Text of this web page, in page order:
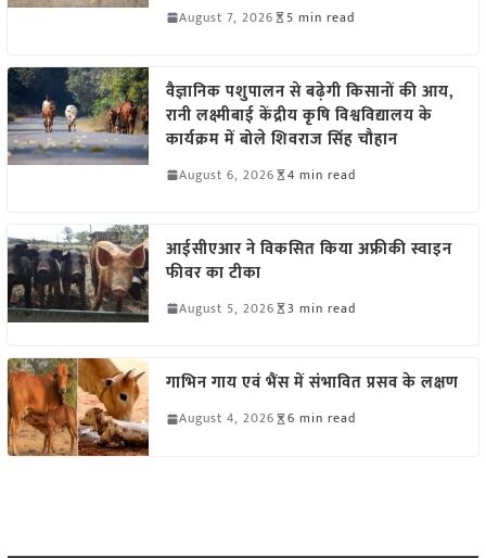
August 7, 2026 5 min read
वैज्ञानिक पशुपालन से बढ़ेगी किसानों की आय,
रानी लक्ष्मीबाई केंद्रीय कृषि विश्वविद्यालय के
कार्यक्रम में बोले शिवराज सिंह चौहान
August 6, 2026 4 min read
आईसीएआर ने विकसित किया अफ्रीकी स्वाइन
फीवर का टीका
August 5, 2026 3 min read
गाभिन गाय एवं भैंस में संभावित प्रसव के लक्षण
August 4, 2026 6 min read